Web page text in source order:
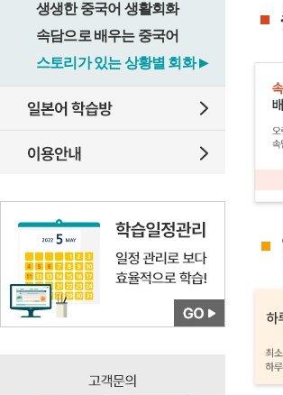
생생한 중국어 생활회화
속담으로 배우는 중국어
스토리가 있는 상황별 회화 ▶